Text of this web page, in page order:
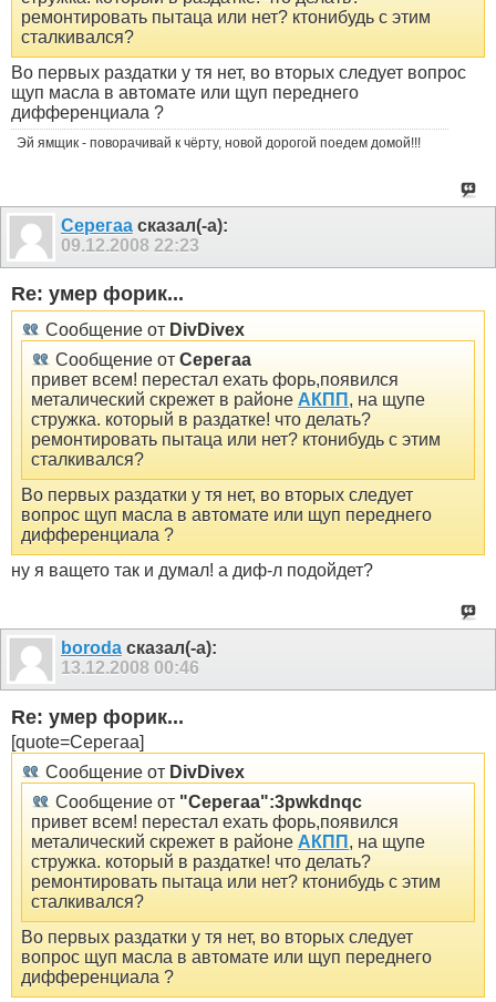
ремонтировать пытаца или нет? ктонибудь с этим
сталкивался?
Во первых раздатки у тя нет, во вторых следует вопрос
щуп масла в автомате или щуп переднего
дифференциала ?
Эй ямщик - поворачивай к чёрту, новой дорогой поедем домой!!!
Серегаа сказал(-а):
09.12.2008 22:23
Re: умер форик...
Сообщение от DivDivex
Сообщение от Серегаа
привет всем! перестал ехать форь,появился
металический скрежет в районе АКПП , на щупе
стружка. который в раздатке! что делать?
ремонтировать пытаца или нет? ктонибудь с этим
сталкивался?
Во первых раздатки у тя нет, во вторых следует
вопрос щуп масла в автомате или щуп переднего
дифференциала ?
ну я ващето так и думал! а диф-л подойдет?
boroda сказал(-а):
13.12.2008 00:46
Re: умер форик...
[quote=Серегаа]
Сообщение от DivDivex
Сообщение от "Серегаа":3pwkdnqc
привет всем! перестал ехать форь,появился
металический скрежет в районе АКПП , на щупе
стружка. который в раздатке! что делать?
ремонтировать пытаца или нет? ктонибудь с этим
сталкивался?
Во первых раздатки у тя нет, во вторых следует
вопрос щуп масла в автомате или щуп переднего
дифференциала ?